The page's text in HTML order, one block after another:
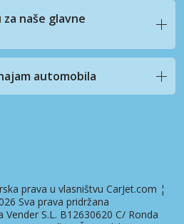
naše glavne
automobila
prava u vlasništvu CarJet.com ¦
Sva prava pridržana
S.L. B12630620 C/ Ronda